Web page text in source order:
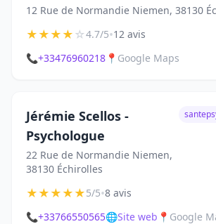
12 Rue de Normandie Niemen, 38130
★★★★☆4.7/5•12 avis
📞+33476960218 📍 Google Maps
Jérémie Scellos -
Psychologue
22 Rue de Normandie Niemen,
38130 Échirolles
★★★★★5/5•8 avis
📞+33766550565🌐Site web 📍 Google